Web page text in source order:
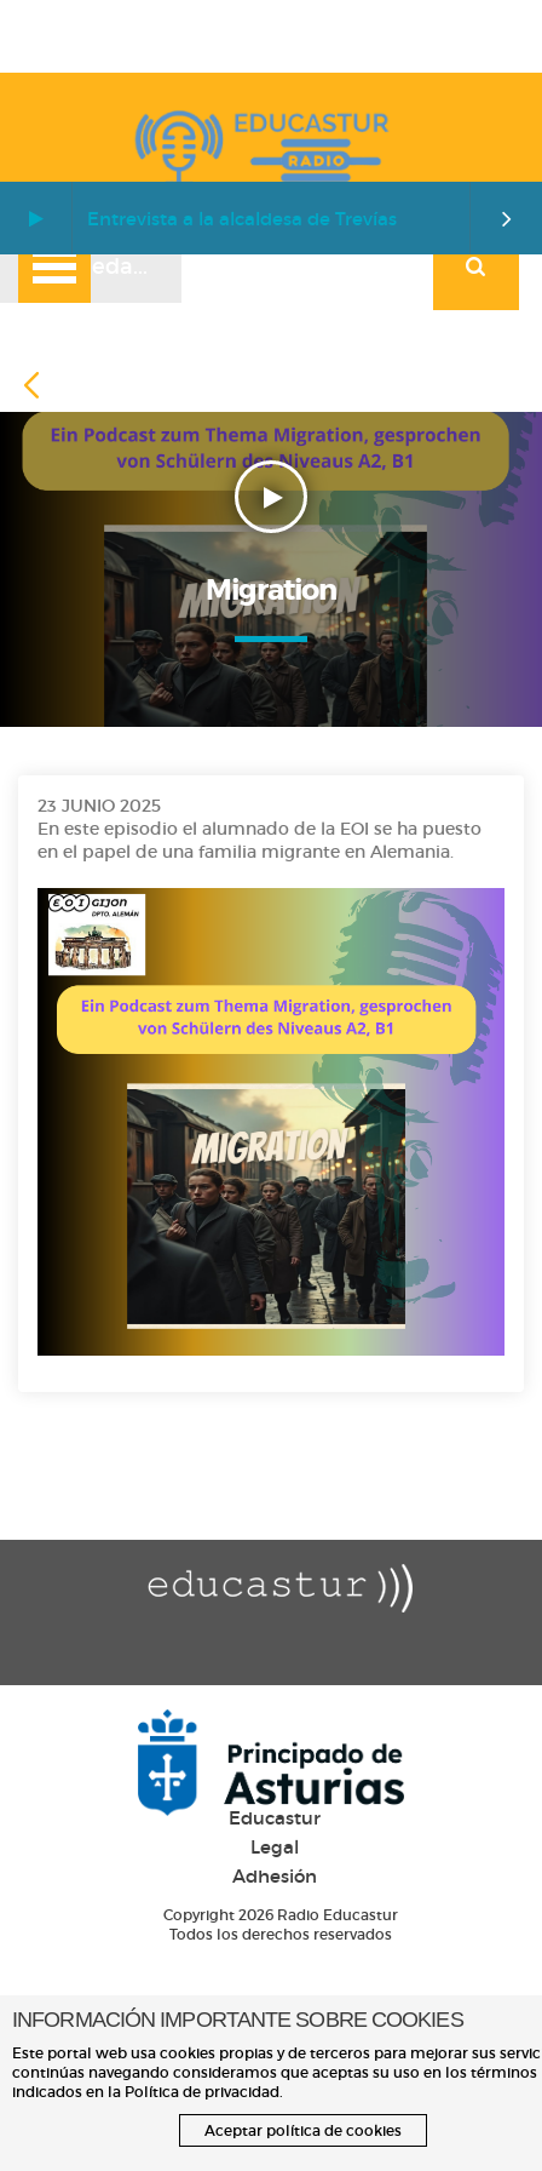
INFORMACIÓN IMPORTANTE SOBRE COOKIES
Este portal web usa cookies propias y de terceros para mejorar sus
continúas navegando consideramos que aceptas su uso en los términos
indicados en la Política de privacidad.
Aceptar política de cookies
Entrevista a la alcaldesa de Trevías
Migration
23 JUNIO 2025
En este episodio el alumnado de la EOI se ha puesto
en el papel de una familia migrante en Alemania.
Educastur
Legal
Adhesión
Copyright 2026 Radio Educastur
Todos los derechos reservados